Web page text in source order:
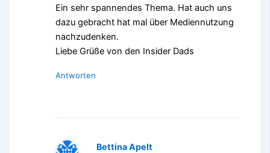
Ein sehr spannendes Thema. Hat auch uns
dazu gebracht hat mal über Mediennutzung
nachzudenken.
Liebe Grüße von den Insider Dads
Antworten
Bettina Apelt